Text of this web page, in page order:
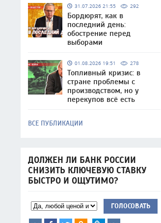
31.07.2026 21:55 292
Бордюрят, как в
последний день:
обострение перед
выборами
01.08.2026 19:51 278
Топливный кризис: в
стране проблемы с
производством, но у
перекупов всё есть
ВСЕ ПУБЛИКАЦИИ
ДОЛЖЕН ЛИ БАНК РОССИИ
СНИЗИТЬ КЛЮЧЕВУЮ СТАВКУ
БЫСТРО И ОЩУТИМО?
ГОЛОСОВАТЬ